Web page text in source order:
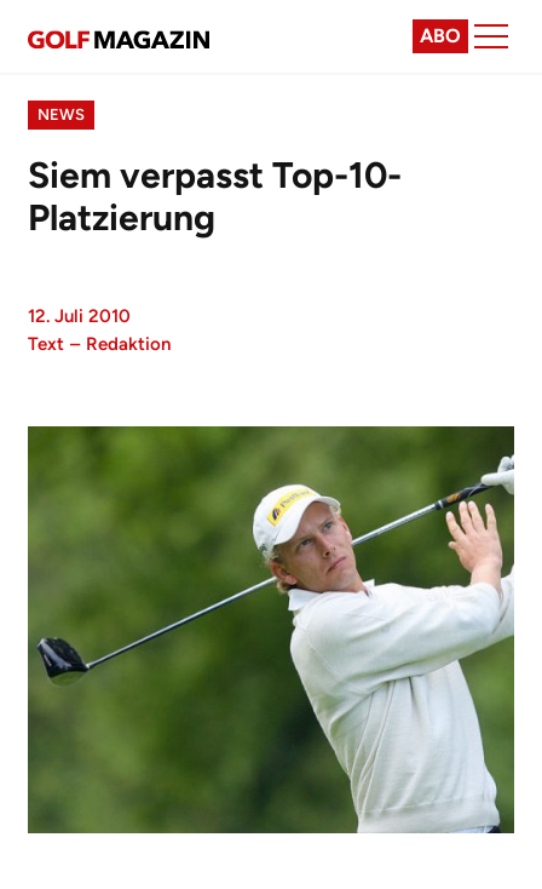
ABO
NEWS
Siem verpasst Top-10-
Platzierung
12. Juli 2010
Text – Redaktion